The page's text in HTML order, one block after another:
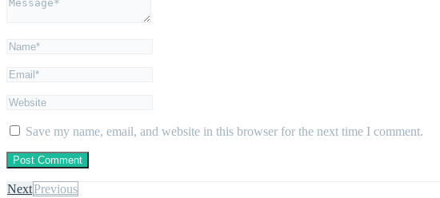
Save my name, email, and website in this browser for the next time I comment.
NextPrevious